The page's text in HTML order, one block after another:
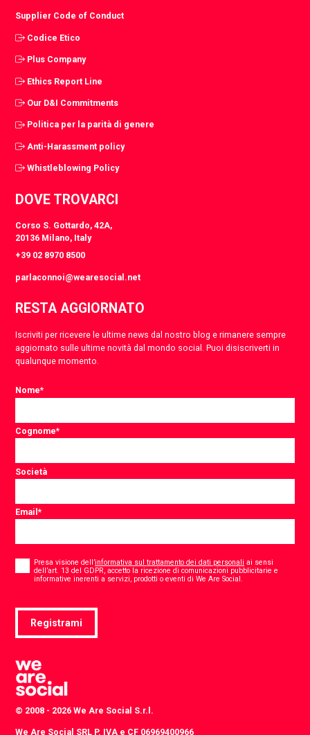
Supplier Code of Conduct
Codice Etico
Plus Company
Ethics Report Line
Our D&I Commitments
Politica per la parità di genere
Anti-Harassment policy
Whistleblowing Policy
DOVE TROVARCI
Corso S. Gottardo, 42A,
20136 Milano, Italy
+39 02 8970 8500
parlaconnoi@wearesocial.net
RESTA AGGIORNATO
Iscriviti per ricevere le ultime news dal nostro blog e rimanere sempre
aggiornato sulle ultime novità dal mondo social. Puoi disiscriverti in
qualunque momento.
Nome*
Cognome*
Società
Email*
Consent
Presa visione dell’informativa sul trattamento dei dati personali ai sensi
dell’art. 13 del GDPR, accetto la ricezione di comunicazioni pubblicitarie e
informative inerenti a servizi, prodotti o eventi di We Are Social.
Registrami
© 2008 - 2026 We Are Social S.r.l.
We Are Social SRL P. IVA e CF 06969400966